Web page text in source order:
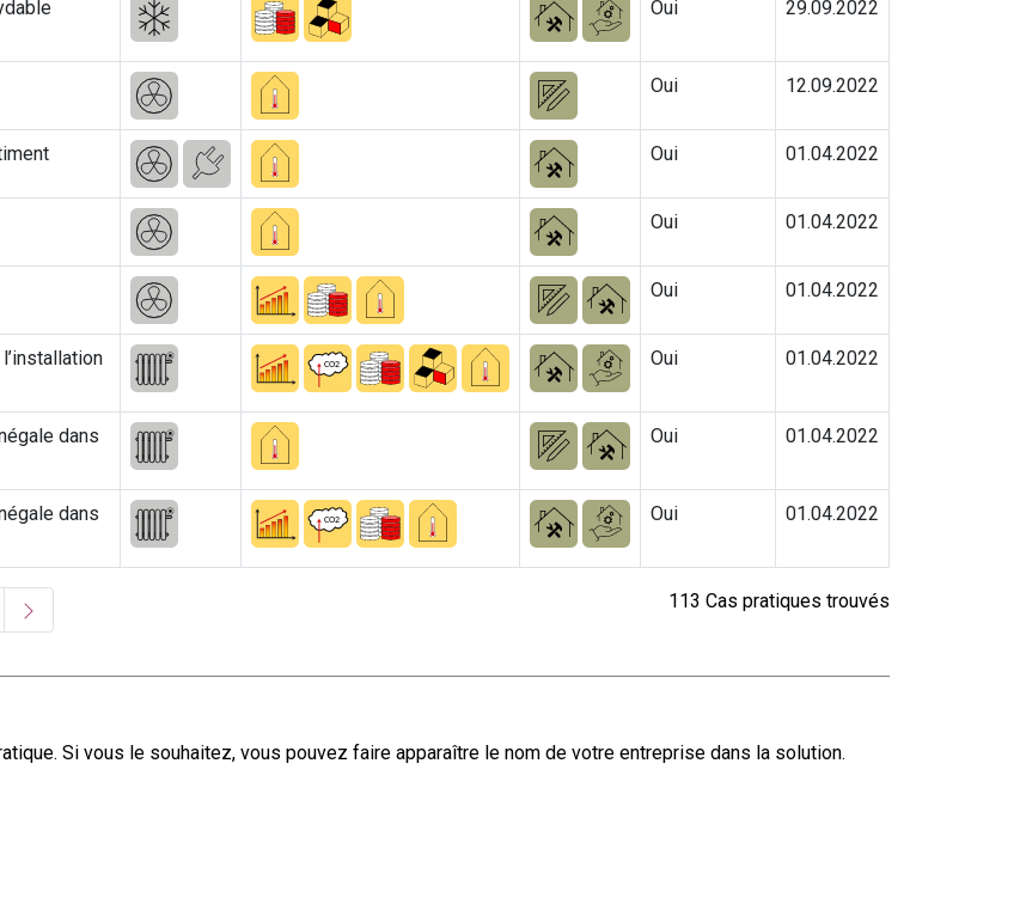
Oui 29.09.2022
Oui 12.09.2022
Oui 01.04.2022
Oui 01.04.2022
Oui 01.04.2022
Oui 01.04.2022
dans
Oui 01.04.2022
dans
Oui 01.04.2022
113 Cas pratiques trouvés
Si vous le souhaitez, vous pouvez faire apparaître le nom de votre entreprise dans la solution.